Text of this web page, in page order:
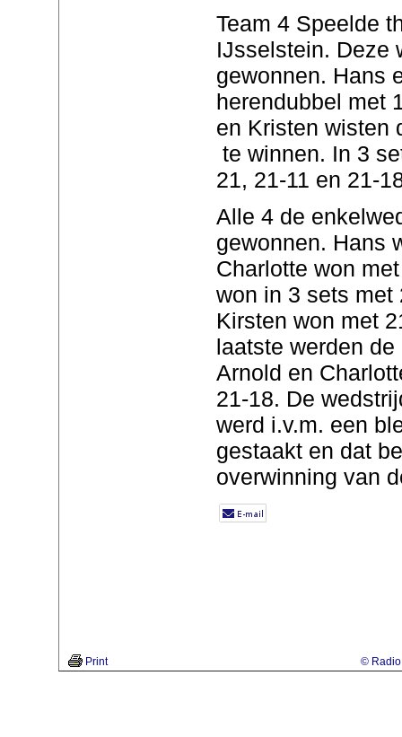
Team 4 Speelde
IJsselstein. Deze
gewonnen. Hans
herendubbel met
en Kristen wisten
te winnen. In 3
21, 21-11 en 21-
Alle 4 de
gewonnen. Hans
Charlotte won
won in 3 sets met
Kirsten won met
laatste werden
Arnold en
21-18. De
werd i.v.m. een
gestaakt en dat
overwinning van
Print © Radio